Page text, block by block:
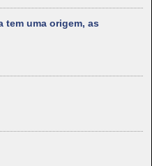
tem uma origem, as